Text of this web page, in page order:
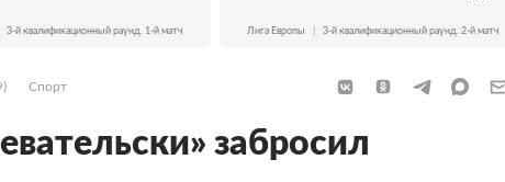
3-й квалификационный раунд. 1-й матч Лига Европы 3-й квалификационный раунд. 2-й матч
Спорт
забросил